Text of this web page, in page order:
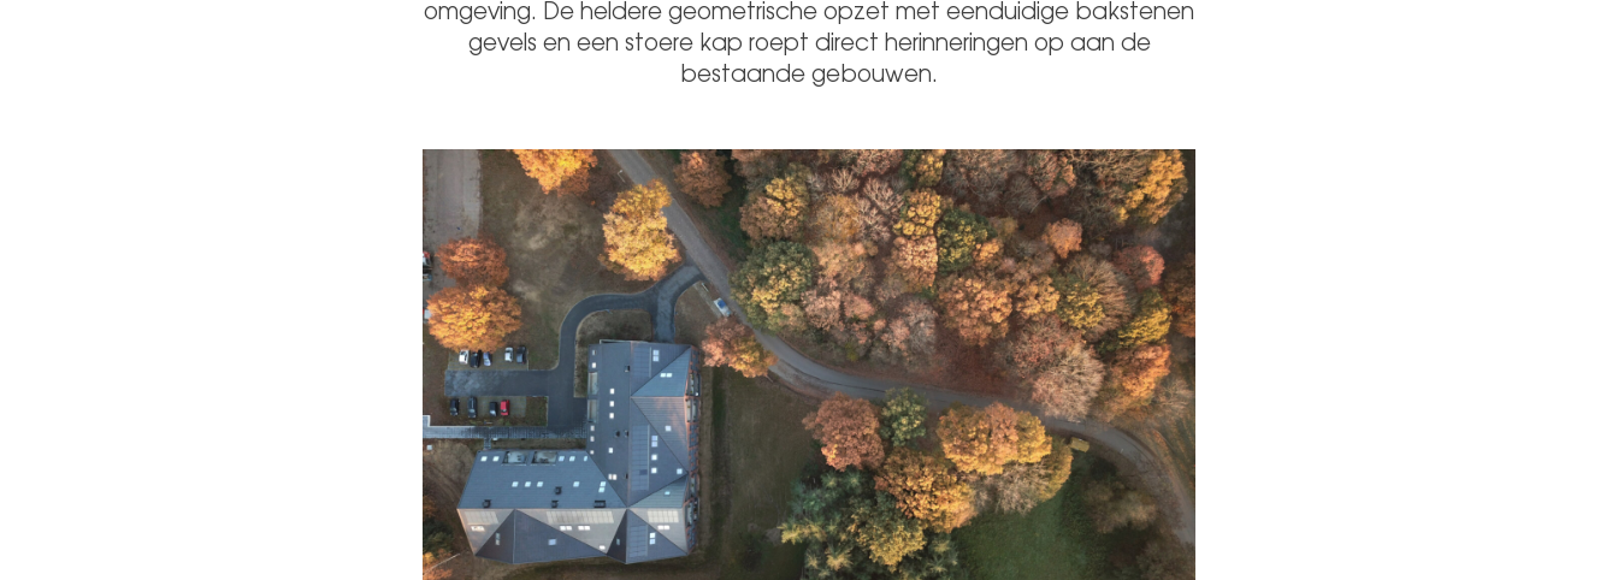
omgeving. De heldere geometrische opzet met eenduidige bakstenen
gevels en een stoere kap roept direct herinneringen op aan de
bestaande gebouwen.